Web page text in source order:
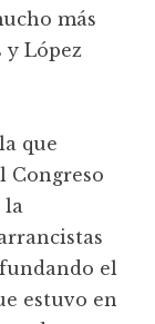
más
y López
que
Congreso
la
el
estuvo en